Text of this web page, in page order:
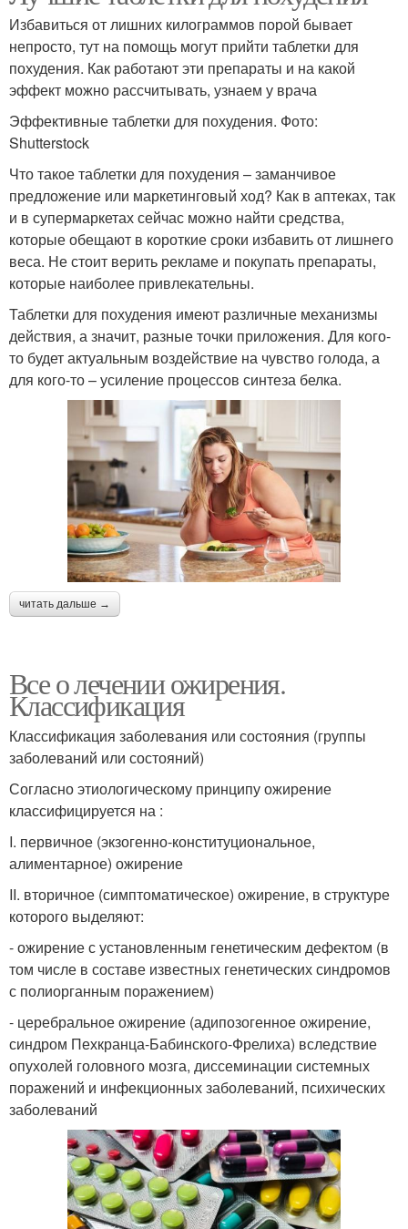
Избавиться от лишних килограммов порой бывает
непросто, тут на помощь могут прийти таблетки для
похудения. Как работают эти препараты и на какой
эффект можно рассчитывать, узнаем у врача
Эффективные таблетки для похудения. Фото:
Shutterstock
Что такое таблетки для похудения – заманчивое
предложение или маркетинговый ход? Как в аптеках, так
и в супермаркетах сейчас можно найти средства,
которые обещают в короткие сроки избавить от лишнего
веса. Не стоит верить рекламе и покупать препараты,
которые наиболее привлекательны.
Таблетки для похудения имеют различные механизмы
действия, а значит, разные точки приложения. Для кого-
то будет актуальным воздействие на чувство голода, а
для кого-то – усиление процессов синтеза белка.
читать дальше →
Все о лечении ожирения.
Классификация
Классификация заболевания или состояния (группы
заболеваний или состояний)
Согласно этиологическому принципу ожирение
классифицируется на :
I. первичное (экзогенно-конституциональное,
алиментарное) ожирение
II. вторичное (симптоматическое) ожирение, в структуре
которого выделяют:
- ожирение с установленным генетическим дефектом (в
том числе в составе известных генетических синдромов
с полиорганным поражением)
- церебральное ожирение (адипозогенное ожирение,
синдром Пехкранца-Бабинского-Фрелиха) вследствие
опухолей головного мозга, диссеминации системных
поражений и инфекционных заболеваний, психических
заболеваний